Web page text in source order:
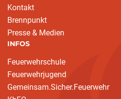
Kontakt
Brennpunkt
Presse & Medien
INFOS
Feuerwehrschule
Feuerwehrjugend
Gemeinsam.Sicher.Feuerwehr